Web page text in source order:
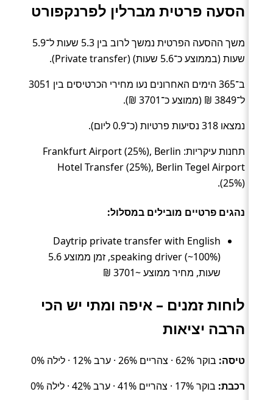
הסעה פרטית מברלין לפרנקפורט
משך ההסעה הפרטית נמשך לרוב בין 5.3 שעות ל־5.9
שעות (בממוצע כ־5.6 שעות) (Private transfer).
ב־365 הימים האחרונים נעו מחירי הכרטיסים בין 3051
ל־3849 ₪ (ממוצע כ־3701 ₪).
נמצאו 318 נסיעות פרטיות (כ־0.9 ליום).
תחנות עיקריות: Frankfurt Airport (25%), Berlin
Hotel Transfer (25%), Berlin Tegel Airport
(25%).
נהגים פרטיים מובילים במסלול:
Daytrip private transfer with English
speaking driver (~100%), זמן ממוצע 5.6
שעות, מחיר ממוצע ~3701 ₪
לוחות זמנים – איפה ומתי יש הכי
הרבה יציאות
טיסה: בוקר 62% · צהריים 26% · ערב 12% · לילה 0%
רכבת: בוקר 17% · צהריים 41% · ערב 42% · לילה 0%